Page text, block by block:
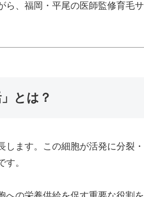
ら、福岡・平尾の医師監修育毛サ
とは？
ます。この細胞が活発に分裂・
す。